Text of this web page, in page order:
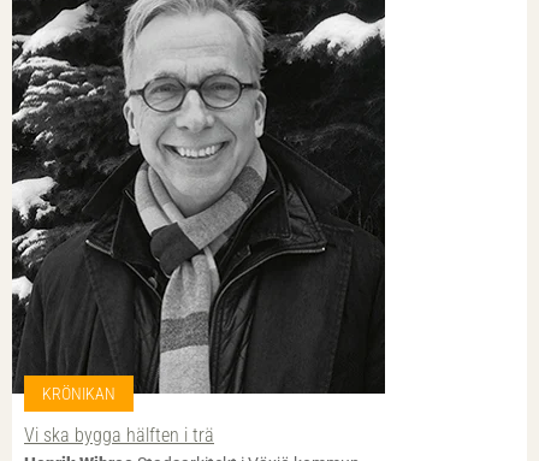
KRÖNIKAN
Vi ska bygga hälften i trä